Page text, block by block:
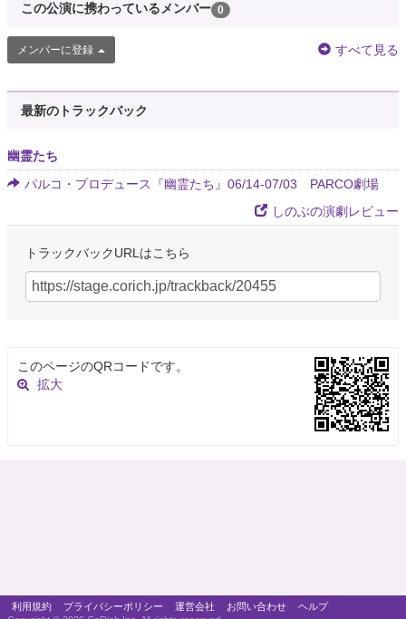
この公演に携わっているメンバー 0
メンバーに登録 すべて見る
最新のトラックバック
幽霊たち
パルコ・プロデュース『幽霊たち』06/14-07/03 PARCO劇場
しのぶの演劇レビュー
トラックバックURLはこちら
このページのQRコードです。
拡大
利用規約 プライバシーポリシー 運営会社 お問い合わせ
ヘルプ